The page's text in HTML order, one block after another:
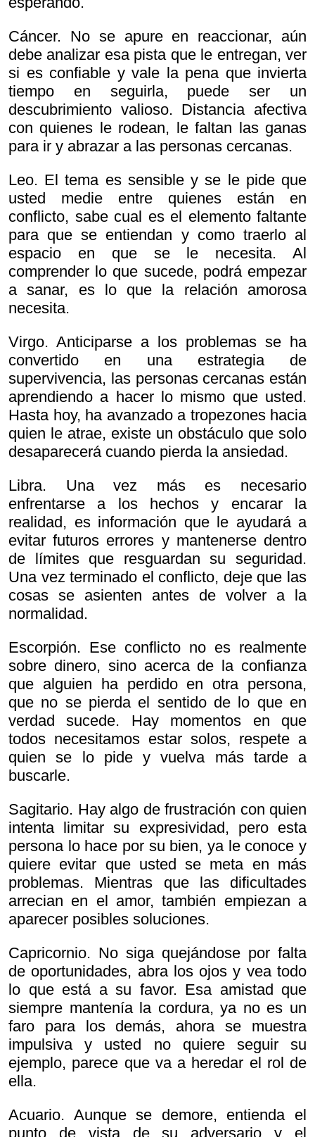
Cáncer. No se apure en reaccionar, aún
debe analizar esa pista que le entregan, ver
si es confiable y vale la pena que invierta
tiempo en seguirla, puede ser un
descubrimiento valioso. Distancia afectiva
con quienes le rodean, le faltan las ganas
para ir y abrazar a las personas cercanas.
Leo. El tema es sensible y se le pide que
usted medie entre quienes están en
conflicto, sabe cual es el elemento faltante
para que se entiendan y como traerlo al
espacio en que se le necesita. Al
comprender lo que sucede, podrá empezar
a sanar, es lo que la relación amorosa
necesita.
Virgo. Anticiparse a los problemas se ha
convertido en una estrategia de
supervivencia, las personas cercanas están
aprendiendo a hacer lo mismo que usted.
Hasta hoy, ha avanzado a tropezones hacia
quien le atrae, existe un obstáculo que solo
desaparecerá cuando pierda la ansiedad.
Libra. Una vez más es necesario
enfrentarse a los hechos y encarar la
realidad, es información que le ayudará a
evitar futuros errores y mantenerse dentro
de límites que resguardan su seguridad.
Una vez terminado el conflicto, deje que las
cosas se asienten antes de volver a la
normalidad.
Escorpión. Ese conflicto no es realmente
sobre dinero, sino acerca de la confianza
que alguien ha perdido en otra persona,
que no se pierda el sentido de lo que en
verdad sucede. Hay momentos en que
todos necesitamos estar solos, respete a
quien se lo pide y vuelva más tarde a
buscarle.
Sagitario. Hay algo de frustración con quien
intenta limitar su expresividad, pero esta
persona lo hace por su bien, ya le conoce y
quiere evitar que usted se meta en más
problemas. Mientras que las dificultades
arrecian en el amor, también empiezan a
aparecer posibles soluciones.
Capricornio. No siga quejándose por falta
de oportunidades, abra los ojos y vea todo
lo que está a su favor. Esa amistad que
siempre mantenía la cordura, ya no es un
faro para los demás, ahora se muestra
impulsiva y usted no quiere seguir su
ejemplo, parece que va a heredar el rol de
ella.
Acuario. Aunque se demore, entienda el
punto de vista de su adversario y el